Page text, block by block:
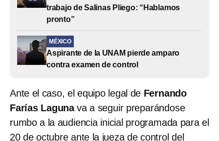
trabajo de Salinas Pliego: “Hablamos
pronto”
MÉXICO
Aspirante de la UNAM pierde amparo
contra examen de control
Ante el caso, el equipo legal de Fernando
Farías Lagunava a seguir preparándose
rumbo a la audiencia inicial programada para el
20 de octubre ante la jueza de control del